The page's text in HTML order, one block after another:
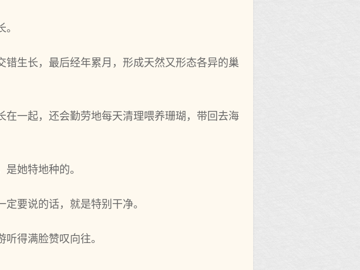
生长，最后经年累月，形成天然又形态各异的巢
一起，还会勤劳地每天清理喂养珊瑚，带回去海
她特地种的。
要说的话，就是特别‌干净。
得满脸赞叹向‌往。